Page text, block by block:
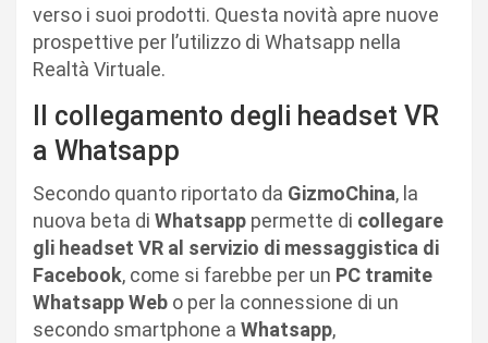
verso i suoi prodotti. Questa novità apre nuove
prospettive per l’utilizzo di Whatsapp nella
Realtà Virtuale.
Il collegamento degli headset VR
a Whatsapp
Secondo quanto riportato da GizmoChina, la
nuova beta di Whatsapp permette di collegare
gli headset VR al servizio di messaggistica di
Facebook, come si farebbe per un PC tramite
Whatsapp Web o per la connessione di un
secondo smartphone a Whatsapp,